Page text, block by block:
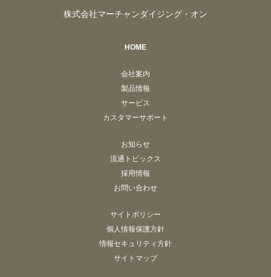
株式会社マーチャンダイジング・オン
HOME
会社案内
製品情報
サービス
カスタマーサポート
お知らせ
流通トピックス
採用情報
お問い合わせ
サイトポリシー
個人情報保護方針
情報セキュリティ方針
サイトマップ